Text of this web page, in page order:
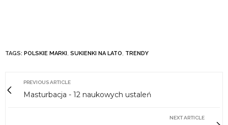
TAGS: POLSKIE MARKI , SUKIENKI NA LATO, TRENDY
PREVIOUS ARTICLE
Masturbacja - 12 naukowych ustaleń
NEXT ARTICLE